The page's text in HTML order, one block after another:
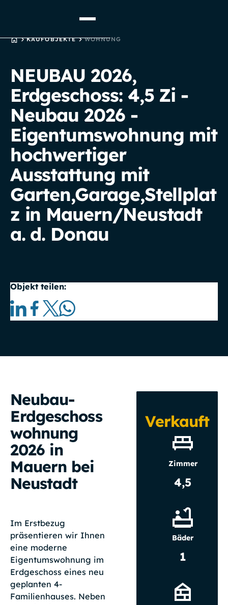
STARTSEITE
KAUFOBJEKTE WOHNUNG
NEUBAU 2026,
Erdgeschoss: 4,5 Zi -
Neubau 2026 -
Eigentumswohnung mit
hochwertiger
Ausstattung mit
Garten,Garage,Stellplat
z in Mauern/Neustadt
a. d. Donau
Objekt teilen:
Neubau-
Erdgeschoss
wohnung
2026 in
Mauern bei
Neustadt
Im Erstbezug
präsentieren wir Ihnen
eine moderne
Eigentumswohnung im
Erdgeschoss eines neu
geplanten 4-
Familienhauses. Neben
Verkauft
Zimmer
4,5
Bäder
1